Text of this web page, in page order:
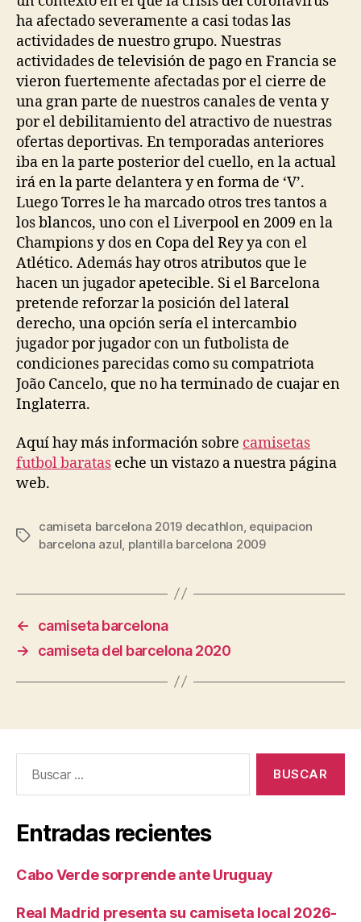
ha afectado severamente a casi todas las
actividades de nuestro grupo. Nuestras
actividades de televisión de pago en Francia se
vieron fuertemente afectadas por el cierre de
una gran parte de nuestros canales de venta y
por el debilitamiento del atractivo de nuestras
ofertas deportivas. En temporadas anteriores
iba en la parte posterior del cuello, en la actual
irá en la parte delantera y en forma de ‘V’.
Luego Torres le ha marcado otros tres tantos a
los blancos, uno con el Liverpool en 2009 en la
Champions y dos en Copa del Rey ya con el
Atlético. Además hay otros atributos que le
hacen un jugador apetecible. Si el Barcelona
pretende reforzar la posición del lateral
derecho, una opción sería el intercambio
jugador por jugador con un futbolista de
condiciones parecidas como su compatriota
João Cancelo, que no ha terminado de cuajar en
Inglaterra.
Aquí hay más información sobre camisetas
futbol baratas eche un vistazo a nuestra página
web.
Etiquetas
camiseta barcelona 2019 decathlon equipacion
barcelona azul plantilla barcelona 2009
←
camiseta barcelona
→
camiseta del barcelona 2020
Entradas recientes
Cabo Verde sorprende ante Uruguay
Real Madrid presenta su camiseta local 2026-